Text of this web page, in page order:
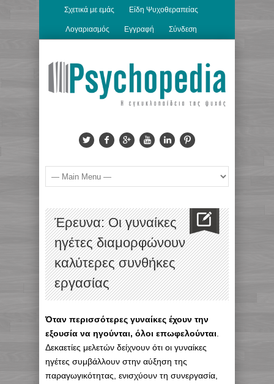
Σχετικά με εμάς Είδη Ψυχοθεραπείας
Λογαριασμός Εγγραφή Σύνδεση
Έρευνα: Οι γυναίκες
ηγέτες διαμορφώνουν
καλύτερες συνθήκες
εργασίας
Όταν περισσότερες γυναίκες έχουν την
εξουσία να ηγούνται, όλοι επωφελούνται
Δεκαετίες μελετών δείχνουν ότι οι γυναίκες
ηγέτες συμβάλλουν στην αύξηση της
παραγωγικότητας, ενισχύουν τη συνεργασία,